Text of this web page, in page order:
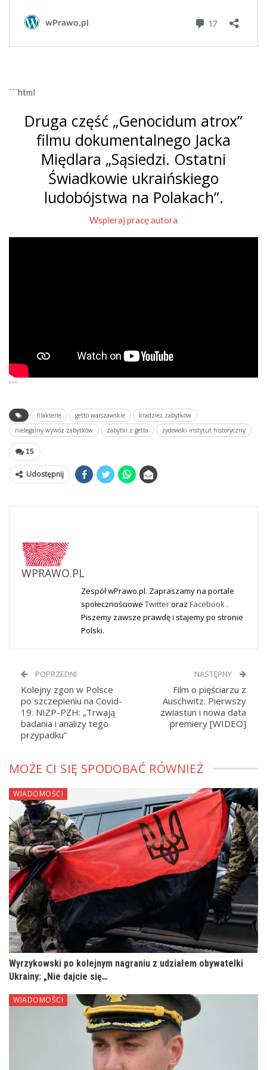
```html
Druga część „Genocidum atrox”
filmu dokumentalnego Jacka
Międlara „Sąsiedzi. Ostatni
Świadkowie ukraińskiego
ludobójstwa na Polakach”.
Wspieraj pracę autora
```
filakterie getto warszawskie
kradzież zabytków
nielegalny wywóz zabytków
zabytki z getta żydowski instytut historyczny
15
Udostępnij
WPRAWO.PL
Zespół wPrawo.pl. Zapraszamy na portale
społecznościowe Twitteroraz Facebook .
Piszemy zawsze prawdę i stajemy po stronie
Polski.
POPRZEDNI
Kolejny zgon w Polsce
po szczepieniu na Covid-
19. NIZP-PZH: „Trwają
badania i analizy tego
przypadku”
NASTĘPNY
Film o pięściarzu z
Auschwitz. Pierwszy
zwiastun i nowa data
premiery [WIDEO]
MOŻE CI SIĘ SPODOBAĆ RÓWNIEŻ
WIADOMOŚCI
Wyrzykowski po kolejnym nagraniu z udziałem obywatelki
Ukrainy: „Nie dajcie się…
WIADOMOŚCI